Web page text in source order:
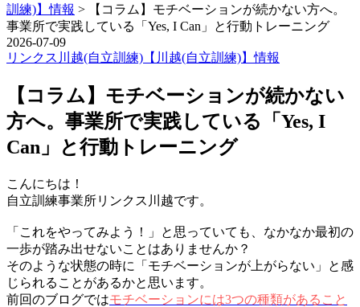
訓練)】情報 >
【コラム】モチベーションが続かない方へ。
事業所で実践している「Yes, I Can」と行動トレーニング
2026-07-09
リンクス 川越(自立訓練) 【川越(自立訓練)】情報
【コラム】モチベーションが続かない
方へ。事業所で実践している「Yes, I
Can」と行動トレーニング
こんにちは！
自立訓練事業所リンクス川越です。
「これをやってみよう！」と思っていても、なかなか最初の
一歩が踏み出せないことはありませんか？
そのような状態の時に「モチベーションが上がらない」と感
じられることがあるかと思います。
前回のブログではモチベーションには3つの種類があること